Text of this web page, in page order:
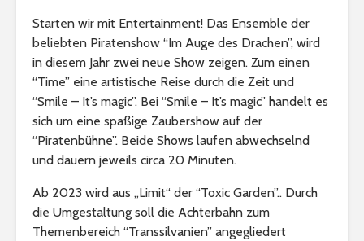
Starten wir mit Entertainment! Das Ensemble der
beliebten Piratenshow “Im Auge des Drachen”, wird
in diesem Jahr zwei neue Show zeigen. Zum einen
“Time” eine artistische Reise durch die Zeit und
“Smile – It’s magic”. Bei “Smile – It’s magic” handelt es
sich um eine spaßige Zaubershow auf der
“Piratenbühne”. Beide Shows laufen abwechselnd
und dauern jeweils circa 20 Minuten.
Ab 2023 wird aus „Limit“ der “Toxic Garden”.. Durch
die Umgestaltung soll die Achterbahn zum
Themenbereich “Transsilvanien” angegliedert